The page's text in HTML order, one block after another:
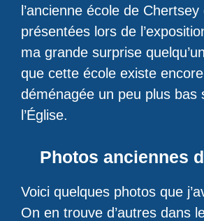
l’ancienne école de Chertsey
présentées lors de
ma grande surprise
que cette école existe
déménagée un peu plus bas
l’Église.
Photos anciennes
Voici quelques photos que
On en trouve d’autres dans